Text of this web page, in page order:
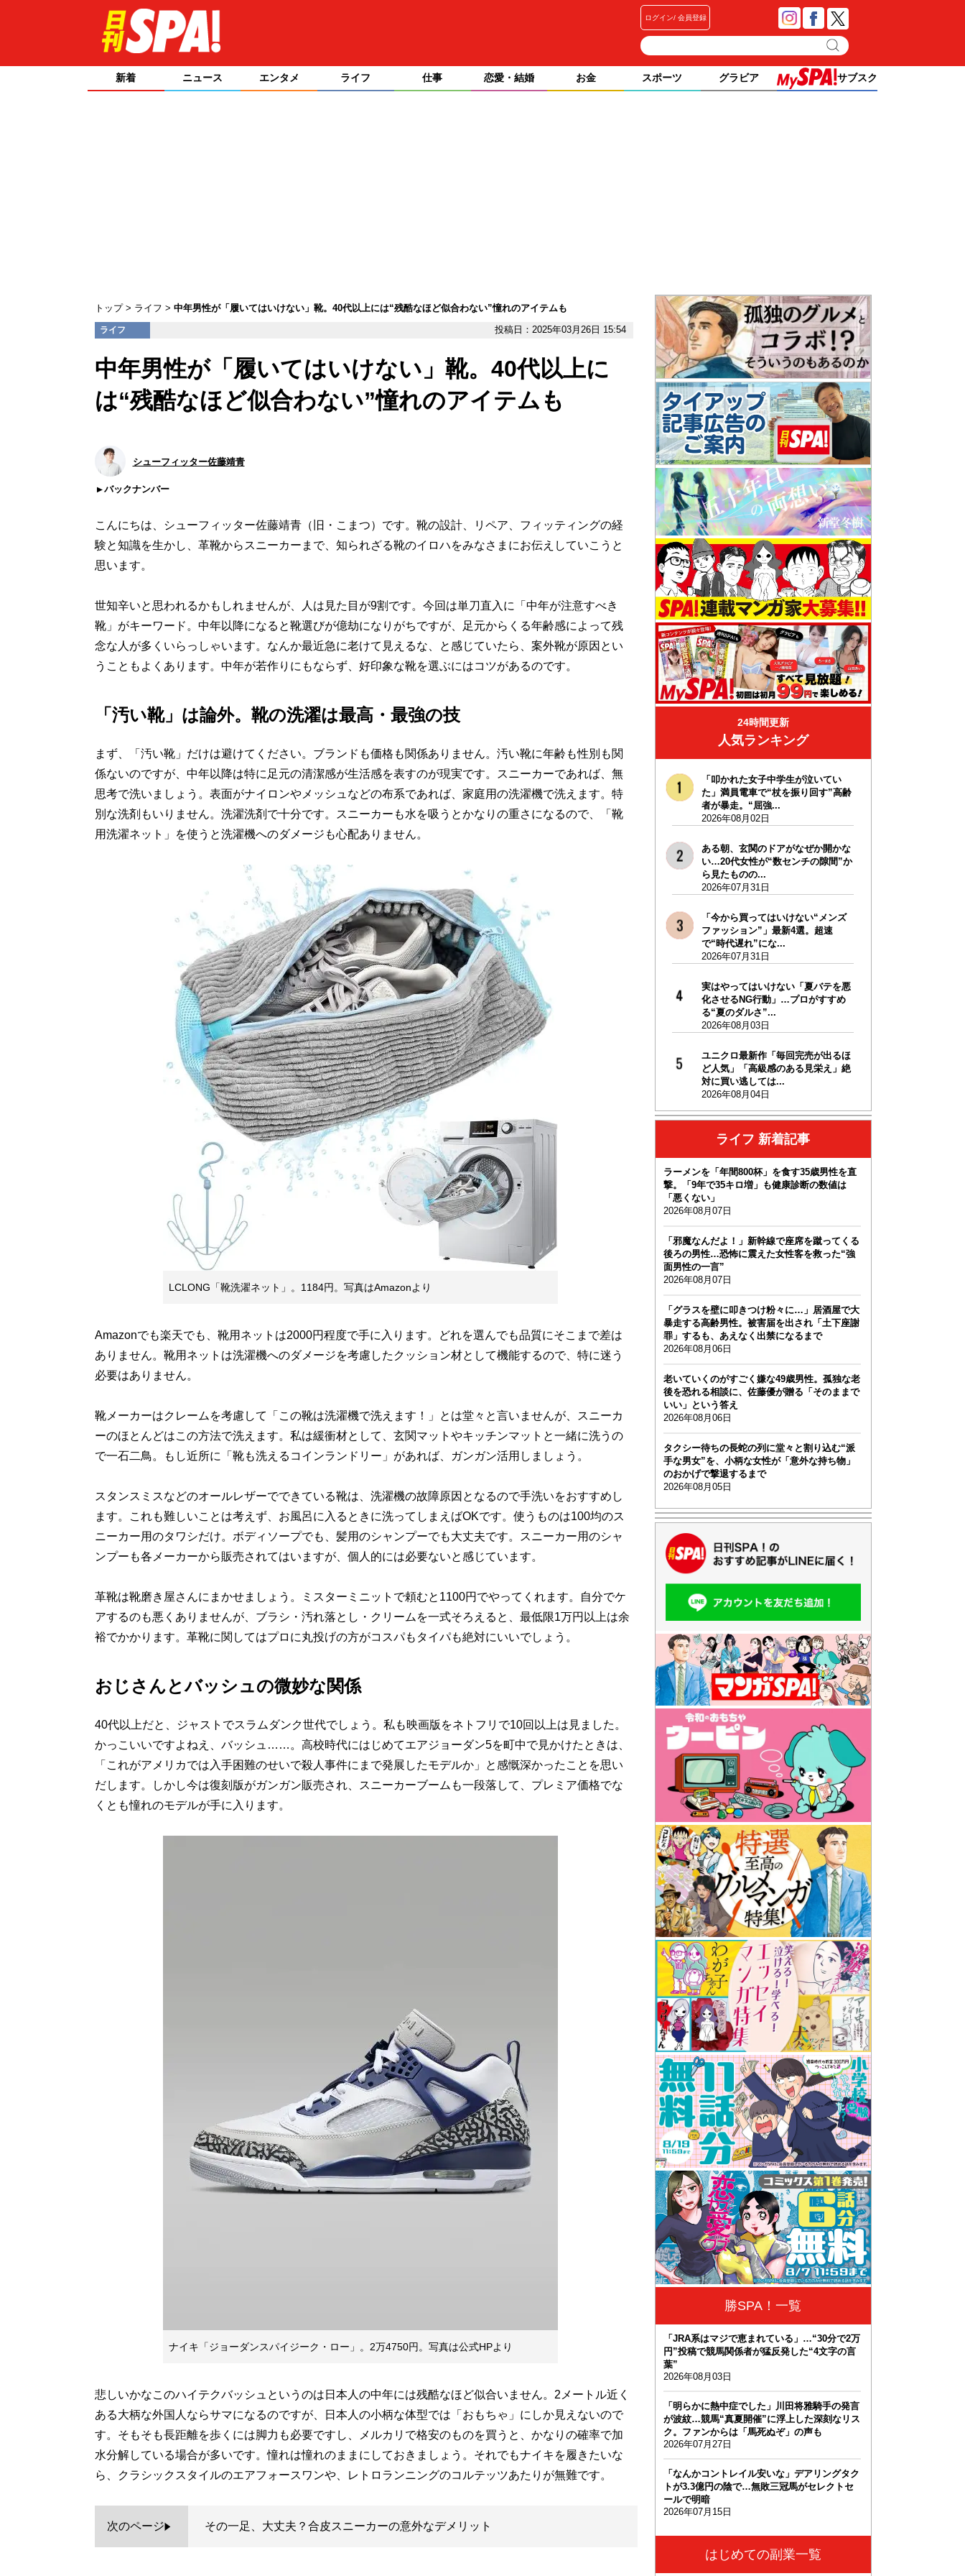
ログイン 会員登録
新着 ニュース エンタメ ライフ 仕事 恋愛・結婚 お金 スポーツ グラビア サブスク
トップ ライフ 中年男性が「履いてはいけない」靴。40代以上には“残酷なほど似合わない”憧れのアイテムも
ライフ 投稿日：2025年03月26日 15:54
中年男性が「履いてはいけない」靴。40代以上に
は“残酷なほど似合わない”憧れのアイテムも
シューフィッター佐藤靖青
バックナンバー
こんにちは、シューフィッター佐藤靖青（旧・こまつ）です。靴の設計、リペア、フィッティングの経
験と知識を生かし、革靴からスニーカーまで、知られざる靴のイロハをみなさまにお伝えしていこうと
思います。
世知辛いと思われるかもしれませんが、人は見た目が9割です。今回は単刀直入に「中年が注意すべき
靴」がキーワード。中年以降になると靴選びが億劫になりがちですが、足元からくる年齢感によって残
念な人が多くいらっしゃいます。なんか最近急に老けて見えるな、と感じていたら、案外靴が原因とい
うこともよくあります。中年が若作りにもならず、好印象な靴を選ぶにはコツがあるのです。
「汚い靴」は論外。靴の洗濯は最高・最強の技
まず、「汚い靴」だけは避けてください。ブランドも価格も関係ありません。汚い靴に年齢も性別も関
係ないのですが、中年以降は特に足元の清潔感が生活感を表すのが現実です。スニーカーであれば、無
思考で洗いましょう。表面がナイロンやメッシュなどの布系であれば、家庭用の洗濯機で洗えます。特
別な洗剤もいりません。洗濯洗剤で十分です。スニーカーも水を吸うとかなりの重さになるので、「靴
用洗濯ネット」を使うと洗濯機へのダメージも心配ありません。
LCLONG「靴洗濯ネット」。1184円。写真はAmazonより
Amazonでも楽天でも、靴用ネットは2000円程度で手に入ります。どれを選んでも品質にそこまで差は
ありません。靴用ネットは洗濯機へのダメージを考慮したクッション材として機能するので、特に迷う
必要はありません。
靴メーカーはクレームを考慮して「この靴は洗濯機で洗えます！」とは堂々と言いませんが、スニーカ
ーのほとんどはこの方法で洗えます。私は緩衝材として、玄関マットやキッチンマットと一緒に洗うの
で一石二鳥。もし近所に「靴も洗えるコインランドリー」があれば、ガンガン活用しましょう。
スタンスミスなどのオールレザーでできている靴は、洗濯機の故障原因となるので手洗いをおすすめし
ます。これも難しいことは考えず、お風呂に入るときに洗ってしまえばOKです。使うものは100均のス
ニーカー用のタワシだけ。ボディソープでも、髪用のシャンプーでも大丈夫です。スニーカー用のシャ
ンプーも各メーカーから販売されてはいますが、個人的には必要ないと感じています。
革靴は靴磨き屋さんにまかせましょう。ミスターミニットで頼むと1100円でやってくれます。自分でケ
アするのも悪くありませんが、ブラシ・汚れ落とし・クリームを一式そろえると、最低限1万円以上は余
裕でかかります。革靴に関してはプロに丸投げの方がコスパもタイパも絶対にいいでしょう。
おじさんとバッシュの微妙な関係
40代以上だと、ジャストでスラムダンク世代でしょう。私も映画版をネトフリで10回以上は見ました。
かっこいいですよねえ、バッシュ……。高校時代にはじめてエアジョーダン5を町中で見かけたときは、
「これがアメリカでは入手困難のせいで殺人事件にまで発展したモデルか」と感慨深かったことを思い
だします。しかし今は復刻版がガンガン販売され、スニーカーブームも一段落して、プレミア価格でな
くとも憧れのモデルが手に入ります。
ナイキ「ジョーダンスパイジーク・ロー」。2万4750円。写真は公式HPより
悲しいかなこのハイテクバッシュというのは日本人の中年には残酷なほど似合いません。2メートル近く
ある大柄な外国人ならサマになるのですが、日本人の小柄な体型では「おもちゃ」にしか見えないので
す。そもそも長距離を歩くには脚力も必要ですし、メルカリで格安のものを買うと、かなりの確率で加
水分解している場合が多いです。憧れは憧れのままにしておきましょう。それでもナイキを履きたいな
ら、クラシックスタイルのエアフォースワンや、レトロランニングのコルテッツあたりが無難です。
次のページ その一足、大丈夫？合皮スニーカーの意外なデメリット
24時間更新
人気ランキング
「叩かれた女子中学生が泣いてい
た」満員電車で“杖を振り回す”高齢
者が暴走。“屈強...
2026年08月02日
ある朝、玄関のドアがなぜか開かな
い…20代女性が“数センチの隙間”か
ら見たものの...
2026年07月31日
「今から買ってはいけない“メンズ
ファッション”」最新4選。超速
で“時代遅れ”にな...
2026年07月31日
実はやってはいけない「夏バテを悪
化させるNG行動」…プロがすすめ
る“夏のダルさ”...
2026年08月03日
ユニクロ最新作「毎回完売が出るほ
ど人気」「高級感のある見栄え」絶
対に買い逃しては...
2026年08月04日
ライフ 新着記事
ラーメンを「年間800杯」を食す35歳男性を直
撃。「9年で35キロ増」も健康診断の数値は
「悪くない」
2026年08月07日
「邪魔なんだよ！」新幹線で座席を蹴ってくる
後ろの男性…恐怖に震えた女性客を救った“強
面男性の一言”
2026年08月07日
「グラスを壁に叩きつけ粉々に…」居酒屋で大
暴走する高齢男性。被害届を出され「土下座謝
罪」するも、あえなく出禁になるまで
2026年08月06日
老いていくのがすごく嫌な49歳男性。孤独な老
後を恐れる相談に、佐藤優が贈る「そのままで
いい」という答え
2026年08月06日
タクシー待ちの長蛇の列に堂々と割り込む“派
手な男女”を、小柄な女性が「意外な持ち物」
のおかげで撃退するまで
2026年08月05日
勝SPA！一覧
「JRA系はマジで恵まれている」…“30分で2万
円”投稿で競馬関係者が猛反発した“4文字の言
葉”
2026年08月03日
「明らかに熱中症でした」川田将雅騎手の発言
が波紋…競馬“真夏開催”に浮上した深刻なリス
ク。ファンからは「馬死ぬぞ」の声も
2026年07月27日
「なんかコントレイル安いな」デアリングタク
トが3.3億円の陰で…無敗三冠馬がセレクトセ
ールで明暗
2026年07月15日
はじめての副業一覧